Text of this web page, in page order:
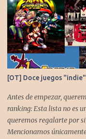
[OT] Doce juegos
Antes de empezar,
ranking: Esta lista no es
queremos regalarte por
Mencionamos